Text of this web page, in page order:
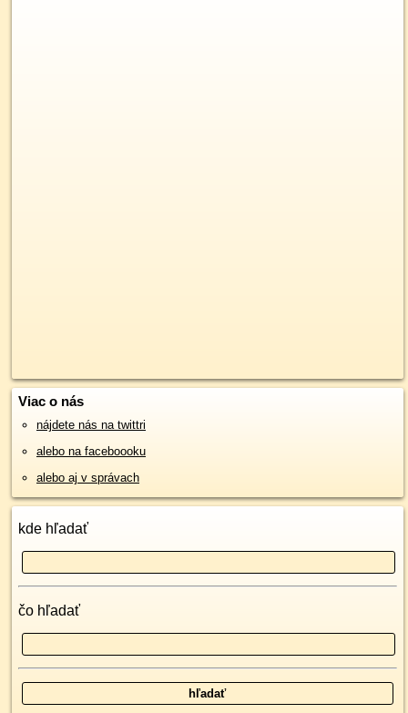
Viac o nás
nájdete nás na twittri
alebo na faceboooku
alebo aj v správach
kde hľadať
čo hľadať